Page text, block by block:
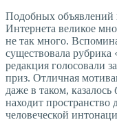
Подобных
Интернета великое
не так много.
существовала рубрика
редакция голосовали
приз. Отличная
даже в таком,
находит
человеческой